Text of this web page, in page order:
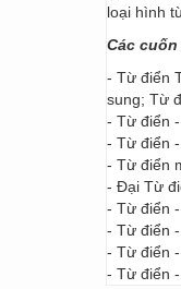
loại hình
Các
- Từ điển
sung; Từ
- Từ điển -
- Từ điển
- Từ điển
- Đại Từ
- Từ điển -
- Từ điển
- Từ điển -
- Từ điển -